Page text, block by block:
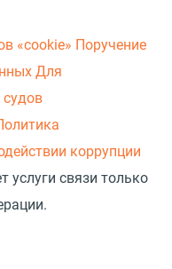
«cookie» Поручение
Для
судов
коррупции
связи только